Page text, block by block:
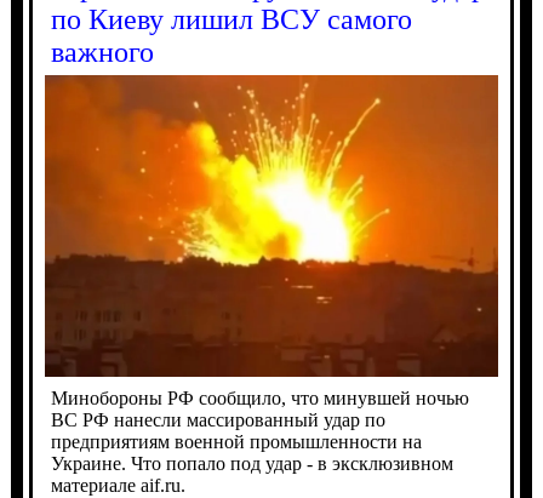
по Киеву лишил ВСУ самого
важного
Минобороны РФ сообщило, что минувшей ночью
ВС РФ нанесли массированный удар по
предприятиям военной промышленности на
Украине. Что попало под удар - в эксклюзивном
материале aif.ru.